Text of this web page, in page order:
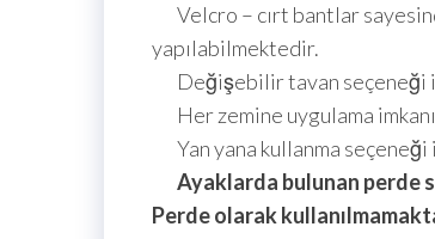
Velcro – cırt bantlar
yapılabilmektedir.
Değişebilir tavan seçeneği
Her zemine uygulama imkanı
Yan yana kullanma
Ayaklarda bulunan perde
Perde olarak